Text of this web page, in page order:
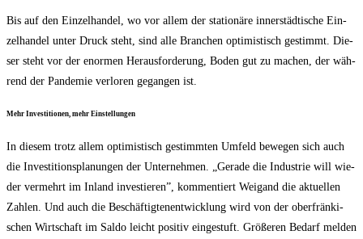
Bis auf den Ein­zel­han­del, wo vor allem der sta­tio­nä­re inner­städ­ti­sche Ein­
zel­han­del unter Druck steht, sind alle Bran­chen opti­mis­tisch gestimmt. Die­
ser steht vor der enor­men Her­aus­for­de­rung, Boden gut zu machen, der wäh­
rend der Pan­de­mie ver­lo­ren gegan­gen ist.
Mehr Inves­ti­tio­nen, mehr Einstellungen
In die­sem trotz allem opti­mis­tisch gestimm­ten Umfeld bewe­gen sich auch
die Inves­ti­ti­ons­pla­nun­gen der Unter­neh­men. „Gera­de die Indus­trie will wie­
der ver­mehrt im Inland inves­tie­ren”, kom­men­tiert Weig­and die aktu­el­len
Zah­len. Und auch die Beschäf­tig­ten­ent­wick­lung wird von der ober­frän­ki­
schen Wirt­schaft im Sal­do leicht posi­tiv ein­ge­stuft. Grö­ße­ren Bedarf mel­den